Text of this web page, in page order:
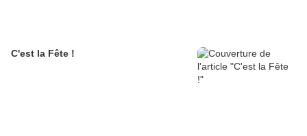
C'est la Fête !